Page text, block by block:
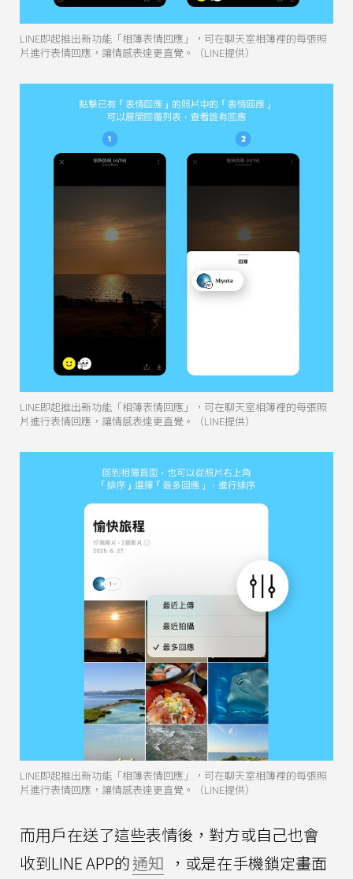
LINE即起推出新功能「相簿表情回應」，可在聊天室相簿裡的每張照
片進行表情回應，讓情感表達更直覺。（LINE提供）
LINE即起推出新功能「相簿表情回應」，可在聊天室相簿裡的每張照
片進行表情回應，讓情感表達更直覺。（LINE提供）
LINE即起推出新功能「相簿表情回應」，可在聊天室相簿裡的每張照
片進行表情回應，讓情感表達更直覺。（LINE提供）
而用戶在送了這些表情後，對方或自己也會
收到LINE APP的通知 ，或是在手機鎖定畫面